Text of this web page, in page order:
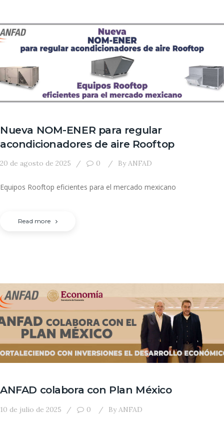
Nueva NOM-ENER para regular
acondicionadores de aire Rooftop
20 de agosto de 2025 0 ByANFAD
Equipos Rooftop eficientes para el mercado mexicano
Read more
ANFAD colabora con Plan México
10 de julio de 2025 0 ByANFAD